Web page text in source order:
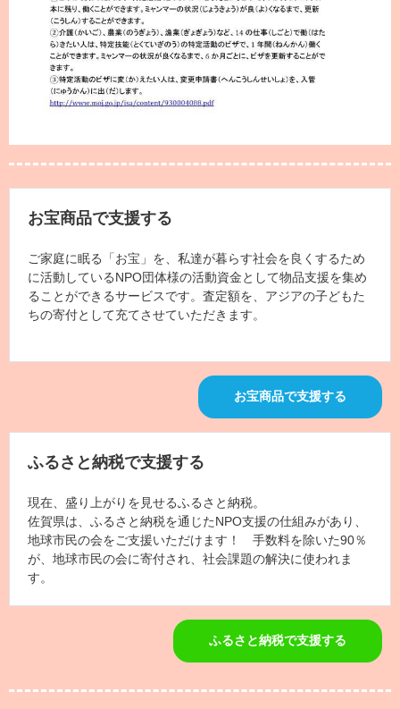
お宝商品で支援する
ご家庭に眠る「お宝」を、私達が暮らす社会を良くするため
に活動しているNPO団体様の活動資金として物品支援を集め
ることができるサービスです。査定額を、アジアの子どもた
ちの寄付として充てさせていただきます。
お宝商品で支援する
ふるさと納税で支援する
現在、盛り上がりを見せるふるさと納税。
佐賀県は、ふるさと納税を通じたNPO支援の仕組みがあり、
地球市民の会をご支援いただけます！ 手数料を除いた90％
が、地球市民の会に寄付され、社会課題の解決に使われま
す。
ふるさと納税で支援する